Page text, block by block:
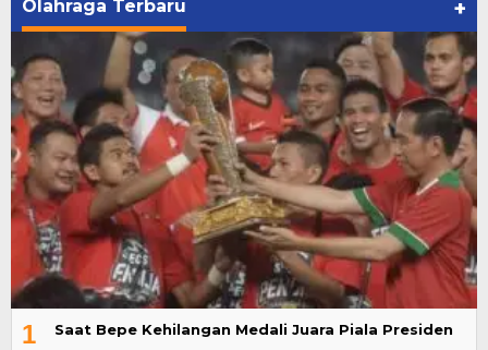
Olahraga Terbaru +
1 Saat Bepe Kehilangan Medali Juara Piala Presiden